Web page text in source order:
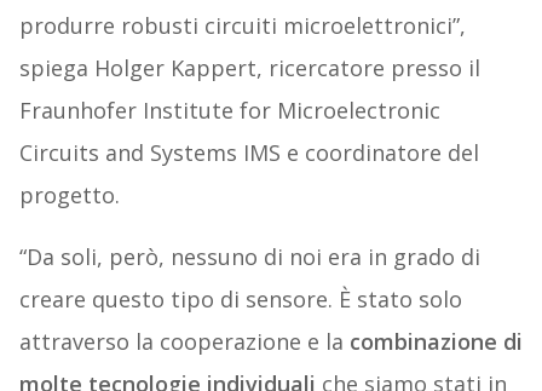
produrre robusti circuiti microelettronici”,
spiega Holger Kappert, ricercatore presso il
Fraunhofer Institute for Microelectronic
Circuits and Systems IMS e coordinatore del
progetto.
“Da soli, però, nessuno di noi era in grado di
creare questo tipo di sensore. È stato solo
attraverso la cooperazione e la combinazione di
molte tecnologie individuali che siamo stati in